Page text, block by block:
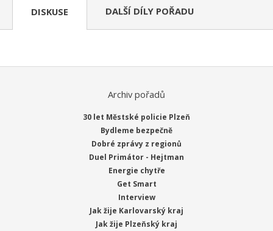
DISKUSE DALŠÍ DÍLY POŘADU
Archiv pořadů
30 let Městské policie Plzeň
Bydleme bezpečně
Dobré zprávy z regionů
Duel Primátor - Hejtman
Energie chytře
Get Smart
Interview
Jak žije Karlovarský kraj
Jak žije Plzeňský kraj